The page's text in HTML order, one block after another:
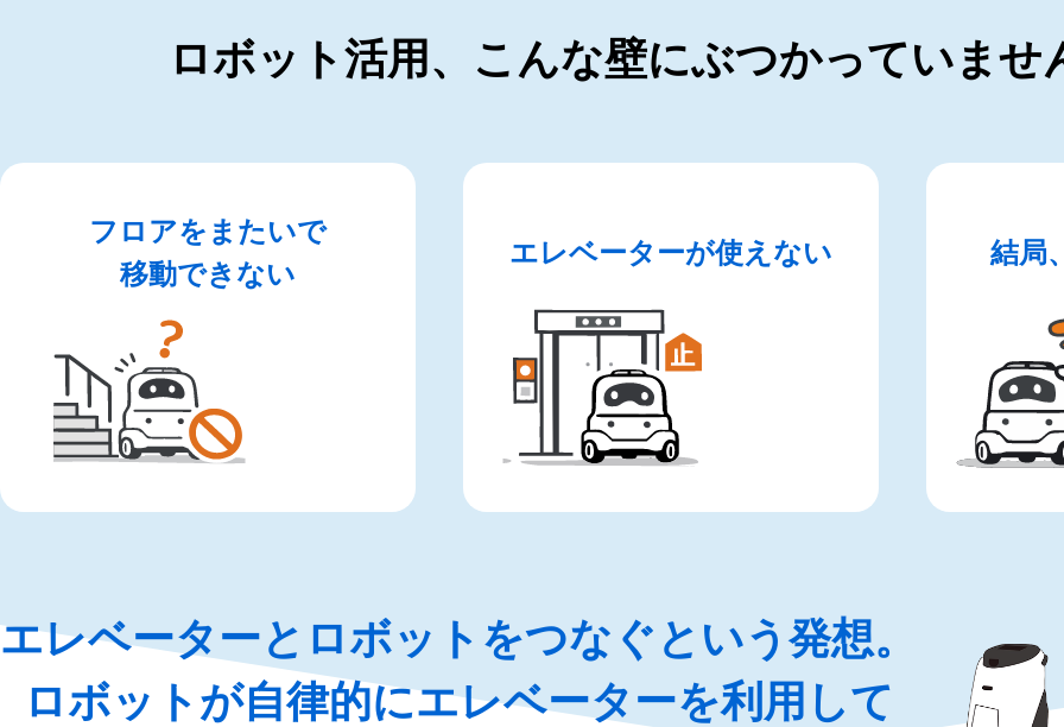
ロボット活用、こんな壁にぶつかっていませ
フロアをまたいで
移動できない
エレベーターが使えない 結局
エレベーターとロボットをつなぐという発想。
ロボットが自律的にエレベーターを利用して